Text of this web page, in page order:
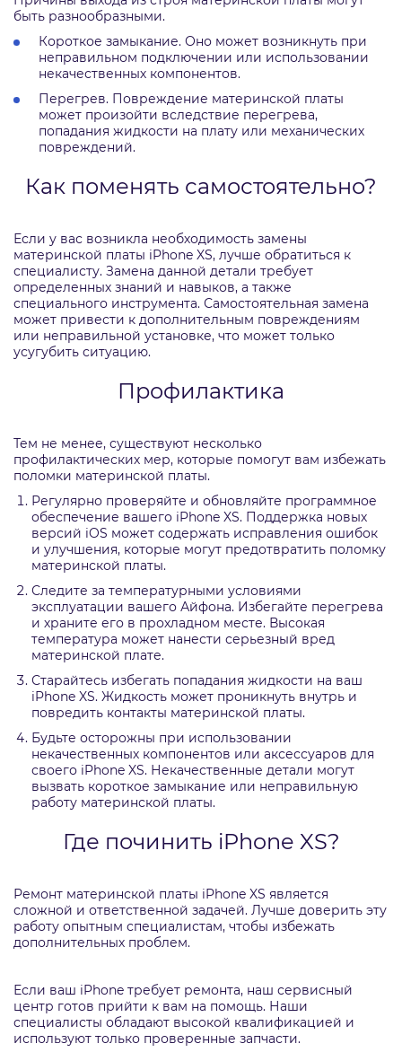
быть разнообразными.
Короткое замыкание. Оно может возникнуть при
неправильном подключении или использовании
некачественных компонентов.
Перегрев. Повреждение материнской платы
может произойти вследствие перегрева,
попадания жидкости на плату или механических
повреждений.
Как поменять самостоятельно?
Если у вас возникла необходимость замены
материнской платы iPhone XS, лучше обратиться к
специалисту. Замена данной детали требует
определенных знаний и навыков, а также
специального инструмента. Самостоятельная замена
может привести к дополнительным повреждениям
или неправильной установке, что может только
усугубить ситуацию.
Профилактика
Тем не менее, существуют несколько
профилактических мер, которые помогут вам избежать
поломки материнской платы.
Регулярно проверяйте и обновляйте программное
обеспечение вашего iPhone XS. Поддержка новых
версий iOS может содержать исправления ошибок
и улучшения, которые могут предотвратить поломку
материнской платы.
Следите за температурными условиями
эксплуатации вашего Айфона. Избегайте перегрева
и храните его в прохладном месте. Высокая
температура может нанести серьезный вред
материнской плате.
Старайтесь избегать попадания жидкости на ваш
iPhone XS. Жидкость может проникнуть внутрь и
повредить контакты материнской платы.
Будьте осторожны при использовании
некачественных компонентов или аксессуаров для
своего iPhone XS. Некачественные детали могут
вызвать короткое замыкание или неправильную
работу материнской платы.
Где починить iPhone XS?
Ремонт материнской платы iPhone XS является
сложной и ответственной задачей. Лучше доверить эту
работу опытным специалистам, чтобы избежать
дополнительных проблем.
Если ваш iPhone требует ремонта, наш сервисный
центр готов прийти к вам на помощь. Наши
специалисты обладают высокой квалификацией и
используют только проверенные запчасти.